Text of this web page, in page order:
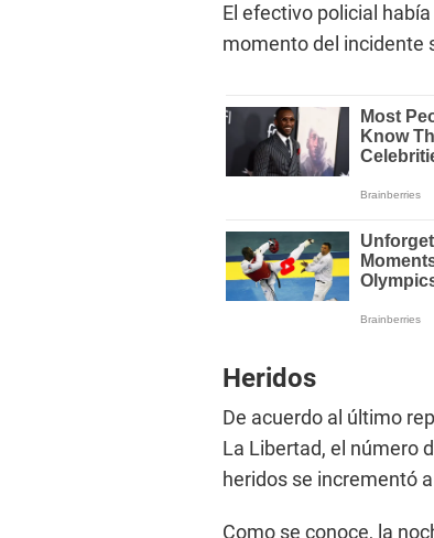
El efectivo policial
momento del incidente
Heridos
De acuerdo al último
La Libertad, el número
heridos se incrementó
Como se conoce, la